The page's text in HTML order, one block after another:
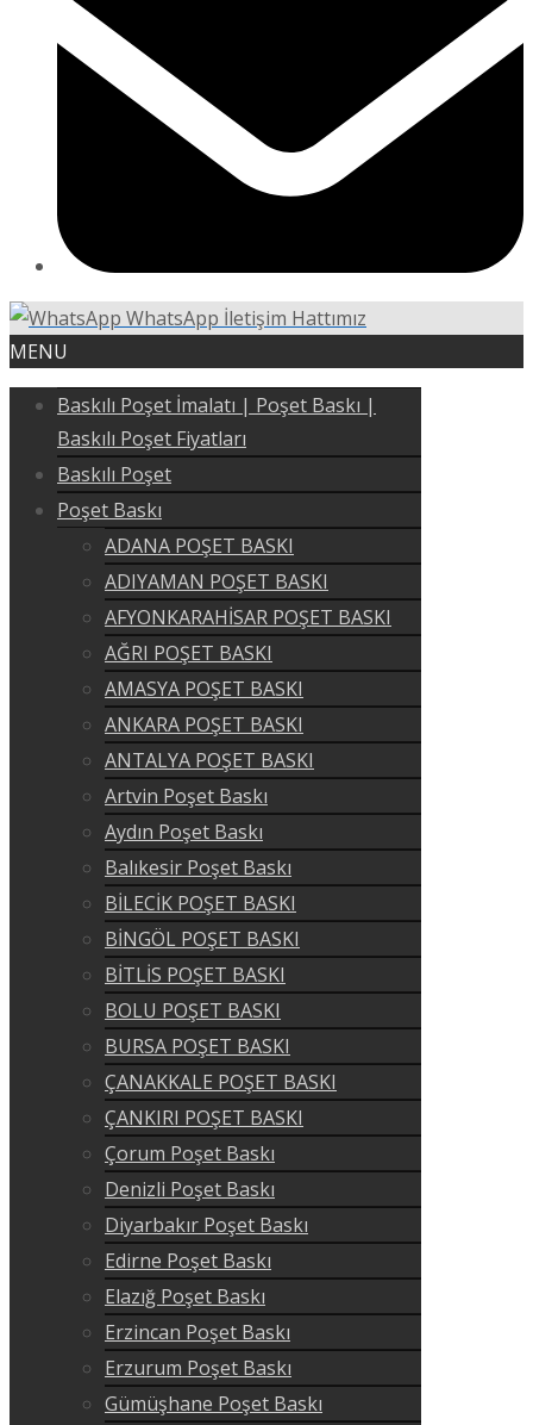
WhatsApp İletişim Hattımız
MENU
Baskılı Poşet İmalatı | Poşet Baskı |
Baskılı Poşet Fiyatları
Baskılı Poşet
Poşet Baskı
ADANA POŞET BASKI
ADIYAMAN POŞET BASKI
AFYONKARAHİSAR POŞET BASKI
AĞRI POŞET BASKI
AMASYA POŞET BASKI
ANKARA POŞET BASKI
ANTALYA POŞET BASKI
Artvin Poşet Baskı
Aydın Poşet Baskı
Balıkesir Poşet Baskı
BİLECİK POŞET BASKI
BİNGÖL POŞET BASKI
BİTLİS POŞET BASKI
BOLU POŞET BASKI
BURSA POŞET BASKI
ÇANAKKALE POŞET BASKI
ÇANKIRI POŞET BASKI
Çorum Poşet Baskı
Denizli Poşet Baskı
Diyarbakır Poşet Baskı
Edirne Poşet Baskı
Elazığ Poşet Baskı
Erzincan Poşet Baskı
Erzurum Poşet Baskı
Gümüşhane Poşet Baskı